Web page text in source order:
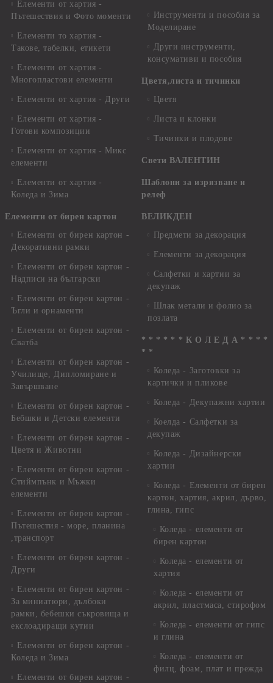
Елементи от хартия -
Пътешествия и Фото моменти
Елементи то хартия -
Такове, табелки, етикети
Елементи от хартия -
Многопластови елементи
Елементи от хартия - Други
Елементи от хартия -
Готови композиции
Елементи от хартия - Микс
елементи
Елементи от хартия -
Коледа и Зима
Елементи от бирен картон
Елементи от бирен картон -
Декоративни рамки
Елементи от бирен картон -
Надписи на български
Елементи от бирен картон -
Ъгли и орнаменти
Елементи от бирен картон -
Сватба
Елементи от бирен картон -
Училище, Дипломиране и
Завършване
Елементи от бирен картон -
Бебшки и Детски елементи
Елементи от бирен картон -
Цветя и Животни
Елементи от бирен картон -
Стиймпънк и Мъжки
елементи
Елементи от бирен картон -
Пътешестия - море, планина
,транспорт
Елементи от бирен картон -
Други
Елементи от бирен картон -
За миниатюри, дълбоки
рамки, бебешки съкровища и
екслоадиращи кутии
Елементи от бирен картон -
Коледа и Зима
Елементи от бирен картон -
Инструменти и пособия за
Моделиране
Други инструменти,
консумативи и пособия
Цветя,листа и тичинки
Цветя
Листа и клонки
Тичинки и плодове
Свети ВАЛЕНТИН
Шаблони за изрязване и
релеф
ВЕЛИКДЕН
Предмети за декорация
Елементи за декорация
Салфетки и хартии за
декупаж
Шлак метали и фолио за
позлата
* * * * * * К О Л Е Д А * * * *
* *
Коледа - Заготовки за
картички и пликове
Коледа - Декупажни хартии
Коелда - Салфетки за
декупаж
Коледа - Дизайнерски
хартии
Коледа - Eлементи от бирен
картон, хартия, акрил, дърво,
глина, гипс
Коледа - елементи от
бирен картон
Коледа - елементи от
хартия
Коледа - елементи от
акрил, пластмаса, стирофом
Коледа - елементи от гипс
и глина
Коледа - елементи от
филц, фоам, плат и прежда